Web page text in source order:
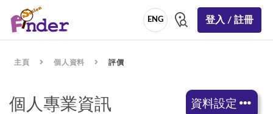
ENG 登入 / 註冊
主頁 個人資料 評價
個人專業資訊 資料設定